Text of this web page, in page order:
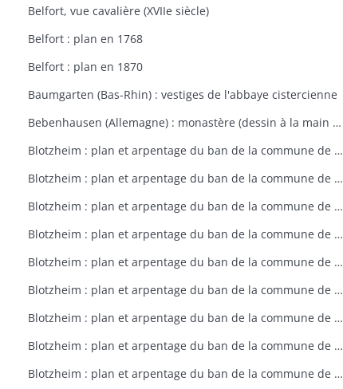
Belfort, vue cavalière (XVIIe siècle)
Belfort : plan en 1768
Belfort : plan en 1870
Baumgarten (Bas-Rhin) : vestiges de l'abbaye cistercienne
Bebenhausen (Allemagne) : monastère (dessin à la main de 1683)
Blotzheim : plan et arpentage du ban de la commune de Blotzheim (plan dressé sur ordre de l'intendant vers 1765)
Blotzheim : plan et arpentage du ban de la commune de Blotzheim (plan dressé sur ordre de l'intendant vers 1765)
Blotzheim : plan et arpentage du ban de la commune de Blotzheim (plan dressé sur ordre de l'intendant vers 1765)
Blotzheim : plan et arpentage du ban de la commune de Blotzheim (plan dressé sur ordre de l'intendant vers 1765)
Blotzheim : plan et arpentage du ban de la commune de Blotzheim (plan dressé sur ordre de l'intendant vers 1765)
Blotzheim : plan et arpentage du ban de la commune de Blotzheim (plan dressé sur ordre de l'intendant vers 1765)
Blotzheim : plan et arpentage du ban de la commune de Blotzheim (plan dressé sur ordre de l'intendant vers 1765)
Blotzheim : plan et arpentage du ban de la commune de Blotzheim (plan dressé sur ordre de l'intendant vers 1765)
Blotzheim : plan et arpentage du ban de la commune de Blotzheim (plan dressé sur ordre de l'intendant vers 1765)